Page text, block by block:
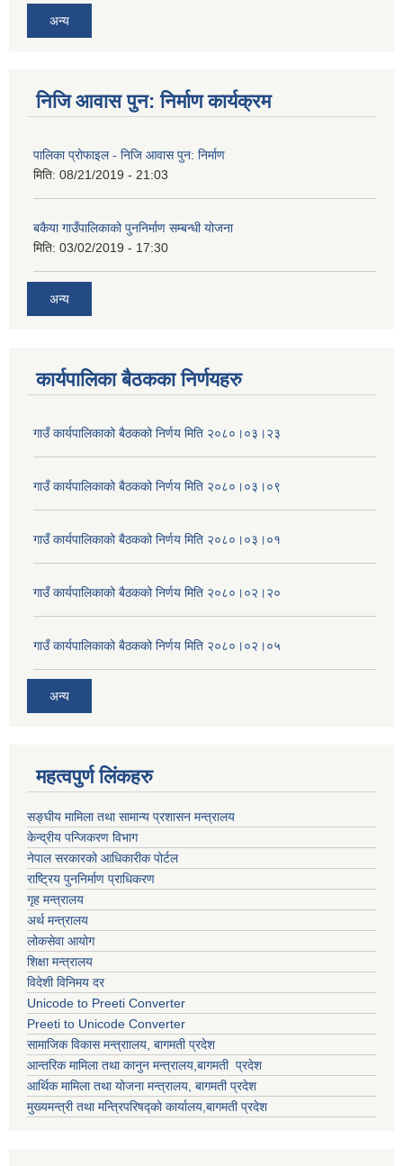
अन्य
निजि आवास पुन: निर्माण कार्यक्रम
पालिका प्रोफाइल - निजि आवास पुन: निर्माण
मिति: 08/21/2019 - 21:03
बकैया गाउँपालिकाको पुननिर्माण सम्बन्धी योजना
मिति: 03/02/2019 - 17:30
अन्य
कार्यपालिका बैठकका निर्णयहरु
गाउँ कार्यपालिकाको बैठकको निर्णय मिति २०८०।०३।२३
गाउँ कार्यपालिकाको बैठकको निर्णय मिति २०८०।०३।०९
गाउँ कार्यपालिकाको बैठकको निर्णय मिति २०८०।०३।०१
गाउँ कार्यपालिकाको बैठकको निर्णय मिति २०८०।०२।२०
गाउँ कार्यपालिकाको बैठकको निर्णय मिति २०८०।०२।०५
अन्य
महत्वपुर्ण लिंकहरु
सङ्घीय मामिला तथा सामान्य प्रशासन मन्त्रालय
केन्द्रीय पन्जिकरण विभाग
नेपाल सरकारको आधिकारीक पोर्टल
राष्ट्रिय पुननिर्माण प्राधिकरण
गृह मन्त्रालय
अर्थ मन्त्रालय
लोकसेवा आयोग
शिक्षा मन्त्रालय
विदेशी विनिमय दर
Unicode to Preeti Converter
Preeti to Unicode Converter
सामाजिक विकास मन्त्राालय, बागमती प्रदेश
आन्तरिक मामिला तथा कानुन मन्त्रालय,बागमती प्रदेश
आर्थिक मामिला तथा योजना मन्त्रालय, बागमती प्रदेश
मुख्यमन्त्री तथा मन्त्रिपरिषद्को कार्यालय,बागमती प्रदेश